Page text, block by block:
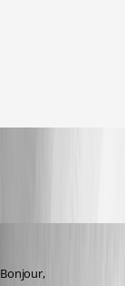
Bonjour,